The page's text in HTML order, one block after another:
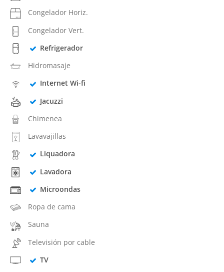
Congelador Horiz.
Congelador Vert.
Refrigerador
Hidromasaje
Internet Wi-fi
Jacuzzi
Chimenea
Lavavajillas
Liquadora
Lavadora
Microondas
Ropa de cama
Sauna
Televisión por cable
TV